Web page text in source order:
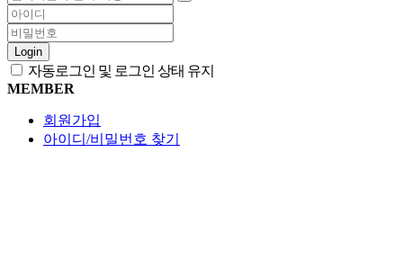
Login
자동로그인 및 로그인 상태 유지
MEMBER
회원가입
아이디/비밀번호 찾기